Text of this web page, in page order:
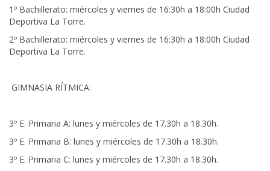
1º Bachillerato: miércoles y viernes de 16:30h a 18:00h Ciudad
Deportiva La Torre.
2º Bachillerato: miércoles y viernes de 16:30h a 18:00h Ciudad
Deportiva La Torre.
GIMNASIA RÍTMICA:
3º E. Primaria A: lunes y miércoles de 17.30h a 18.30h.
3º E. Primaria B: lunes y miércoles de 17.30h a 18.30h.
3º E. Primaria C: lunes y miércoles de 17.30h a 18.30h.